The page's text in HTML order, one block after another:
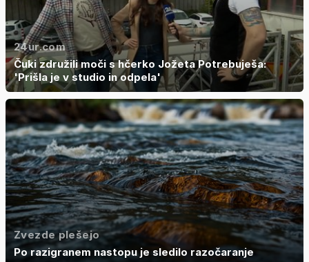
24ur.com
Čuki združili moči s hčerko Jožeta Potrebuješa:
'Prišla je v studio in odpela'
Zvezde plešejo
Po razigranem nastopu je sledilo razočaranje